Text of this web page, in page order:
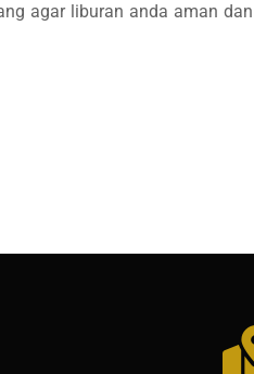
agar liburan anda aman dan